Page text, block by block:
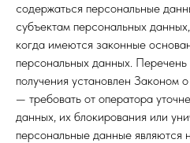
содержаться персональные
субъектам персональных
когда имеются законные
персональных данных.
получения установлен Законом
— требовать от оператора
данных, их блокирования или
персональные данные являются